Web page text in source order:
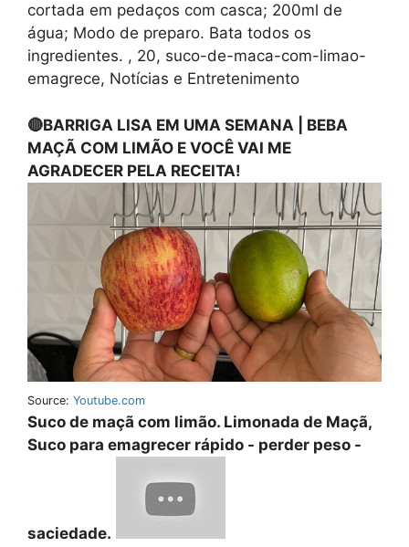
cortada em pedaços com casca; 200ml de
água; Modo de preparo. Bata todos os
ingredientes. , 20, suco-de-maca-com-limao-
emagrece, Notícias e Entretenimento
🔴BARRIGA LISA EM UMA SEMANA | BEBA
MAÇÃ COM LIMÃO E VOCÊ VAI ME
AGRADECER PELA RECEITA!
Source: Youtube.com
Suco de maçã com limão. Limonada de Maçã,
Suco para emagrecer rápido - perder peso -
saciedade.